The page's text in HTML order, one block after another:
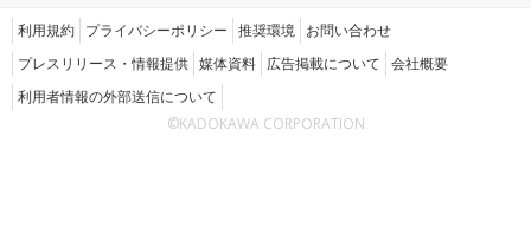
利用規約 プライバシーポリシー 推奨環境 お問い合わせ
プレスリリース・情報提供 媒体資料 広告掲載について 会社概要
利用者情報の外部送信について
©KADOKAWA CORPORATION